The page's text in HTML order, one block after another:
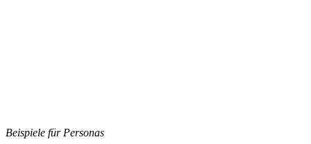
Beispiele für Personas